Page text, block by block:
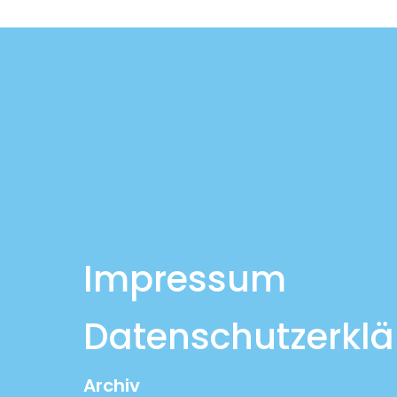
Impressum
Archiv